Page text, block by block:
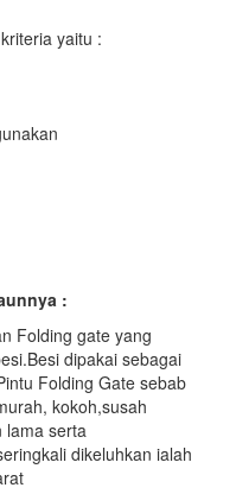
yaitu :
:
Folding gate yang
dipakai sebagai
Folding Gate sebab
kokoh,susah
lama serta
dikeluhkan ialah